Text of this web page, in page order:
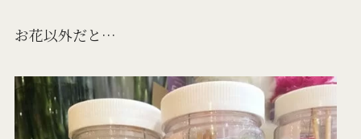
お花以外だと…